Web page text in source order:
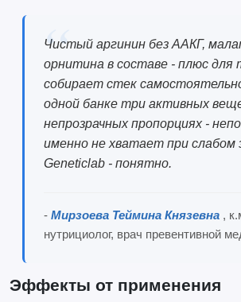
Чистый аргинин без ААКГ,
орнитина в составе - плюс для
собирает стек
одной банке три активных
непрозрачных пропорциях -
именно не хватает при
Geneticlab - понятно.
- Мирзоева Теймина Князевна ,
нутрициолог, врач превентивной
Эффекты от применения